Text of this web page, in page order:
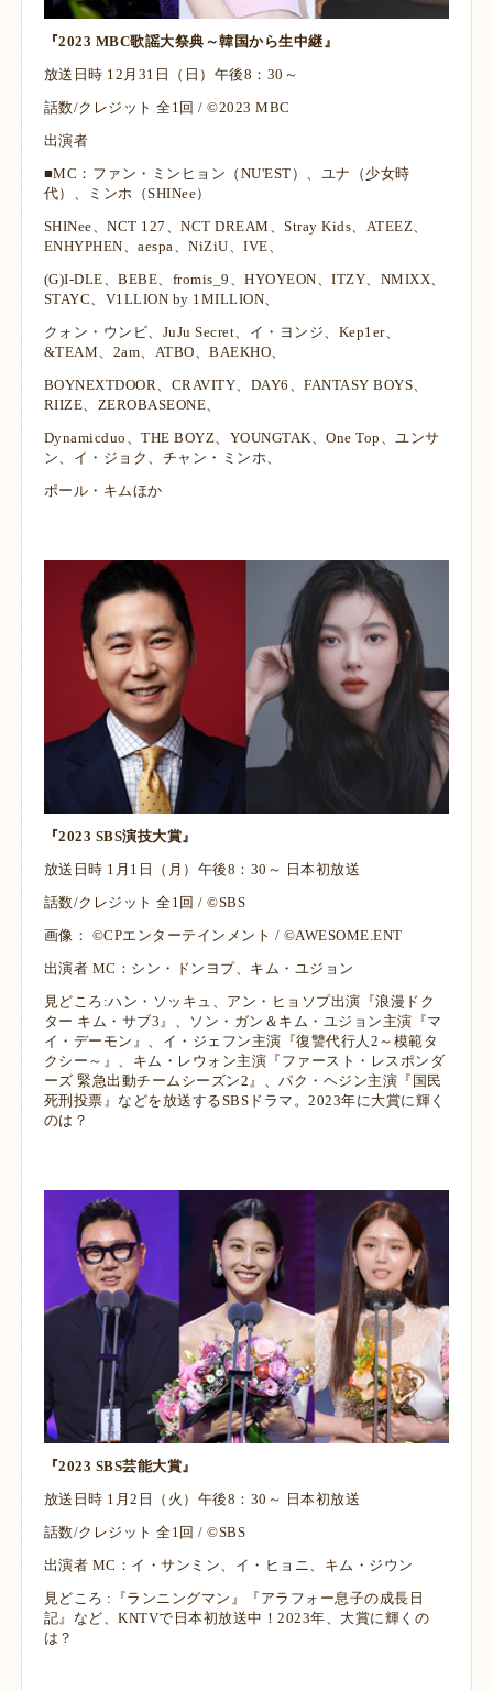
『2023 MBC歌謡大祭典～韓国から生中継』
放送日時 12月31日（日）午後8：30～
話数/クレジット 全1回 / ©2023 MBC
出演者
■MC：ファン・ミンヒョン（NU'EST）、ユナ（少女時
代）、ミンホ（SHINee）
SHINee、NCT 127、NCT DREAM、Stray Kids、ATEEZ、
ENHYPHEN、aespa、NiZiU、IVE、
(G)I-DLE、BEBE、fromis_9、HYOYEON、ITZY、NMIXX、
STAYC、V1LLION by 1MILLION、
クォン・ウンビ、JuJu Secret、イ・ヨンジ、Kep1er、
&TEAM、2am、ATBO、BAEKHO、
BOYNEXTDOOR、CRAVITY、DAY6、FANTASY BOYS、
RIIZE、ZEROBASEONE、
Dynamicduo、THE BOYZ、YOUNGTAK、One Top、ユンサ
ン、イ・ジョク、チャン・ミンホ、
ポール・キムほか
『2023 SBS演技大賞』
放送日時 1月1日（月）午後8：30～ 日本初放送
話数/クレジット 全1回 / ©SBS
画像： ©CPエンターテインメント / ©AWESOME.ENT
出演者 MC：シン・ドンヨプ、キム・ユジョン
見どころ:ハン・ソッキュ、アン・ヒョソプ出演『浪漫ドク
ター キム・サブ3』、ソン・ガン＆キム・ユジョン主演『マ
イ・デーモン』、イ・ジェフン主演『復讐代行人2～模範タ
クシー～』、キム・レウォン主演『ファースト・レスポンダ
ーズ 緊急出動チームシーズン2』、パク・ヘジン主演『国民
死刑投票』などを放送するSBSドラマ。2023年に大賞に輝く
のは？
『2023 SBS芸能大賞』
放送日時 1月2日（火）午後8：30～ 日本初放送
話数/クレジット 全1回 / ©SBS
出演者 MC：イ・サンミン、イ・ヒョニ、キム・ジウン
見どころ :『ランニングマン』『アラフォー息子の成長日
記』など、KNTVで日本初放送中！2023年、大賞に輝くの
は？